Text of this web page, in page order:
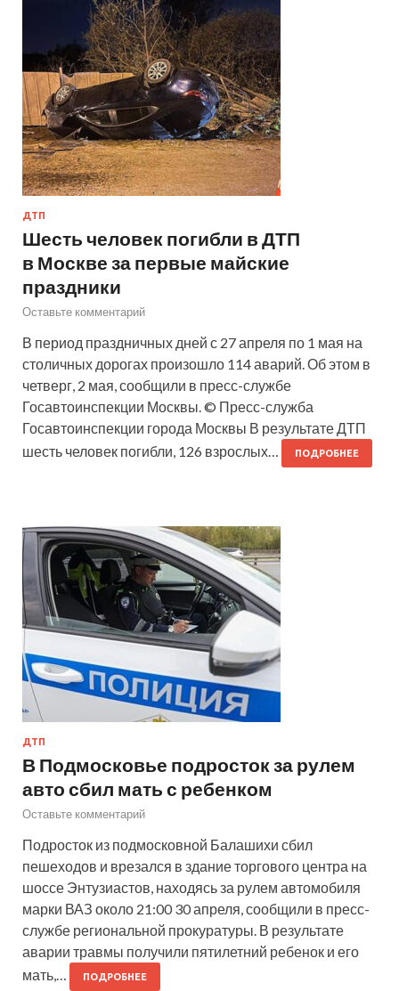
ДТП
Шесть человек погибли в ДТП
в Москве за первые майские
праздники
Оставьте комментарий
В период праздничных дней с 27 апреля по 1 мая на
столичных дорогах произошло 114 аварий. Об этом в
четверг, 2 мая, сообщили в пресс-службе
Госавтоинспекции Москвы. © Пресс-служба
Госавтоинспекции города Москвы В результате ДТП
шесть человек погибли, 126 взрослых…
ПОДРОБНЕЕ
ДТП
В Подмосковье подросток за рулем
авто сбил мать с ребенком
Оставьте комментарий
Подросток из подмосковной Балашихи сбил
пешеходов и врезался в здание торгового центра на
шоссе Энтузиастов, находясь за рулем автомобиля
марки ВАЗ около 21:00 30 апреля, сообщили в пресс-
службе региональной прокуратуры. В результате
аварии травмы получили пятилетний ребенок и его
мать,…
ПОДРОБНЕЕ